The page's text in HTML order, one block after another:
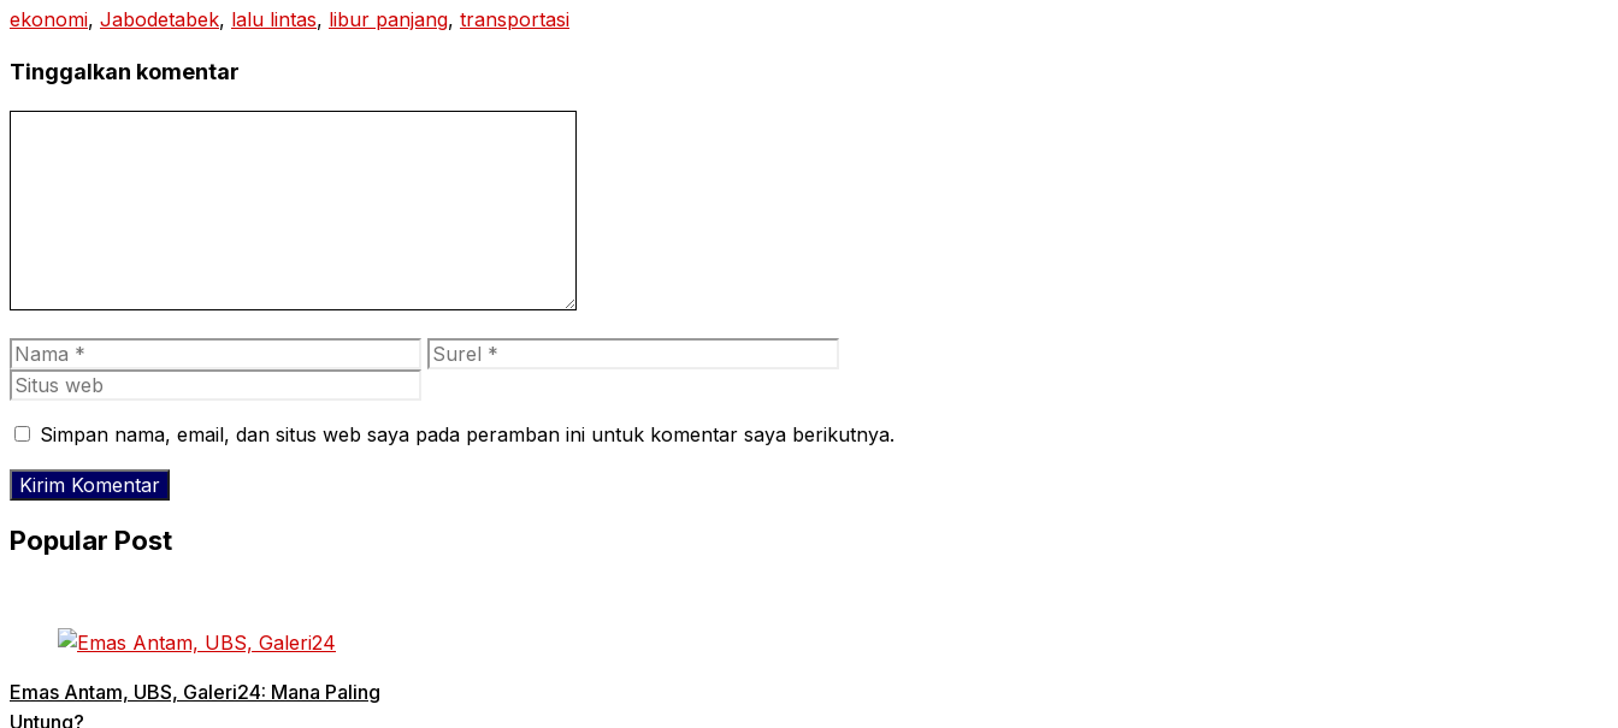
ekonomi, Jabodetabek, lalu lintas, libur panjang, transportasi
Tinggalkan komentar
Nama Surel
Simpan nama, email, dan situs web saya pada peramban ini untuk komentar saya berikutnya.
Popular Post
Emas Antam, UBS, Galeri24: Mana Paling
Untung?